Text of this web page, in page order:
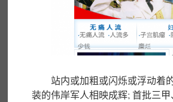
站内或加粗或闪烁或浮动着
装的伟岸军人相映成辉; 首批三